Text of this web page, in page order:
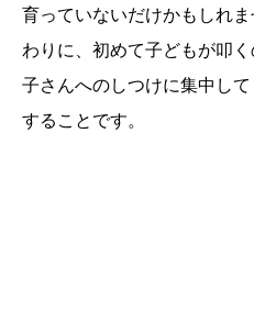
育っていないだけかもしれ
わりに、初めて子どもが叩
子さんへのしつけに集中し
することです。